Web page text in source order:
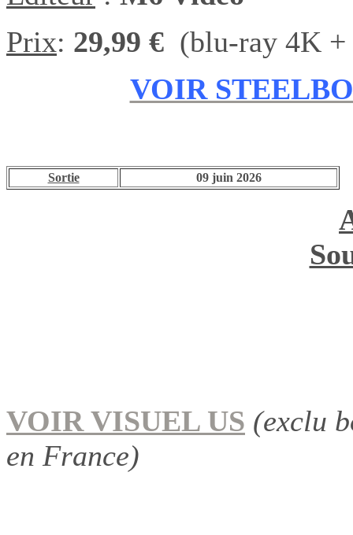
Prix: 29,99 € (blu-ray 4K
VOIR
Sortie 09 juin 2026
VOIR VISUEL US (exclu
en France)